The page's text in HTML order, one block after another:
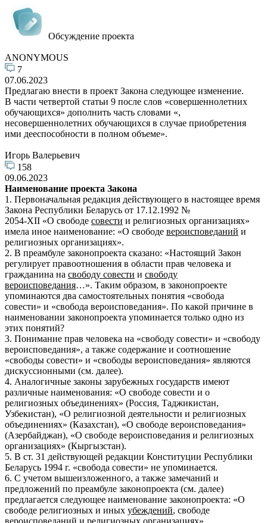
Обсуждение проекта
ANONYMOUS
7
07.06.2023
Предлагаю внести в проект Закона следующее изменение.
В части четвертой статьи 9 после слов «совершеннолетних
обучающихся» дополнить часть словами «,
несовершеннолетних обучающихся в случае приобретения
ими дееспособности в полном объеме».
Игорь Валерьевич
158
09.06.2023
Наименование проекта Закона
1. Первоначальная редакция действующего в настоящее время
Закона Республики Беларусь от 17.12.1992 №
2054-XII «О свободе совести и религиозных организациях»
имела иное наименование: «О свободе вероисповеданий и
религиозных организациях».
2. В преамбуле законопроекта сказано: «Настоящий Закон
регулирует правоотношения в области прав человека и
гражданина на свободу совести и свободу
вероисповедания…». Таким образом, в законопроекте
упоминаются два самостоятельных понятия «свобода
совести» и «свобода вероисповедания». По какой причине в
наименовании законопроекта упоминается только одно из
этих понятий?
3. Понимание прав человека на «свободу совести» и «свободу
вероисповедания», а также содержание и соотношение
«свободы совести» и «свободы вероисповедания» являются
дискуссионными (см. далее).
4. Аналогичные законы зарубежных государств имеют
различные наименования: «О свободе совести и о
религиозных объединениях» (Россия, Таджикистан,
Узбекистан), «О религиозной деятельности и религиозных
объединениях» (Казахстан), «О свободе вероисповедания»
(Азербайджан), «О свободе вероисповедания и религиозных
организациях» (Кыргызстан).
5. В ст. 31 действующей редакции Конституции Республики
Беларусь 1994 г. «свобода совести» не упоминается.
6. С учетом вышеизложенного, а также замечаний и
предложений по преамбуле законопроекта (см. далее)
предлагается следующее наименование законопроекта: «О
свободе религиозных и иных убеждений, свободе
вероисповеданий и религиозных организациях».